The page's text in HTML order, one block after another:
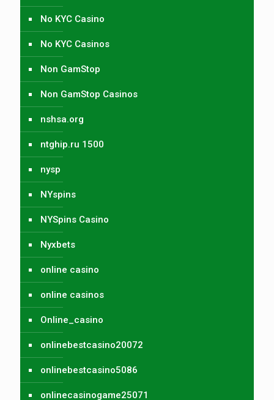
No KYC Casino
No KYC Casinos
Non GamStop
Non GamStop Casinos
nshsa.org
ntghip.ru 1500
nysp
NYspins
NYSpins Casino
Nyxbets
online casino
online casinos
Online_casino
onlinebestcasino20072
onlinebestcasino5086
onlinecasinogame25071